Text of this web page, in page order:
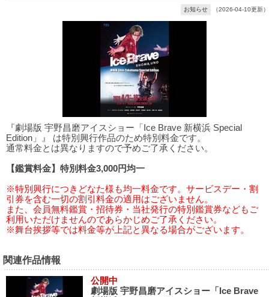
お知らせ （2026-04-10更新）
『劇場版 宇野昌磨アイスショー「Ice Brave 新横浜 Special
Edition」』 は特別興行作品のため特別料金です。
通常料金とは異なりますので予めご了承ください。
【鑑賞料金】特別料金3,000円均一
※特別興行につきどなた様も均一料金です。サービスデー・割
引券を含む一切の割引料金の適用はございません。
また、会員無料鑑賞・招待券・当社発行の特別鑑賞券などもご
利用いただけませんのであらかじめご了承ください。
※舞台挨拶等では料金等が上記と異なる場合がございます。
関連作品情報
公開中
劇場版 宇野昌磨アイスショー「Ice Brave